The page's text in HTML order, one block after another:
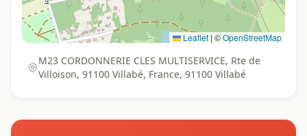
Leaflet |©OpenStreetMap
M23 CORDONNERIE CLES MULTISERVICE, Rte de
Villoison, 91100 Villabé, France, 91100 Villabé